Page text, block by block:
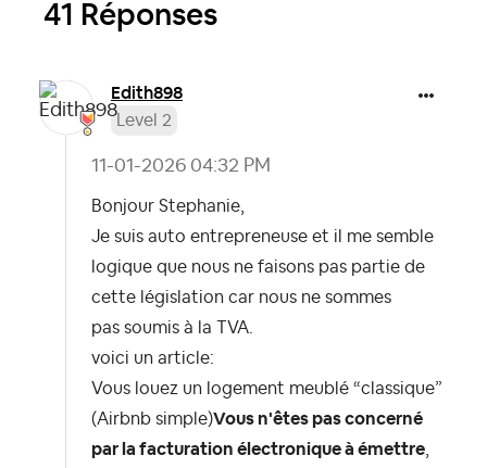
41 Réponses
Edith898
Level 2
‎11-01-2026 04:32 PM
Bonjour Stephanie,
Je suis auto entrepreneuse et il me semble
logique que nous ne faisons pas partie de
cette législation car nous ne sommes
pas soumis à la TVA.
voici un article:
Vous louez un logement meublé “classique”
(Airbnb simple)Vous n'êtes pas concerné
par la facturation électronique à émettre